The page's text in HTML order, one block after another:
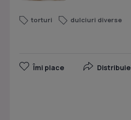
torturi dulciuri diverse
Îmi place Distribuie